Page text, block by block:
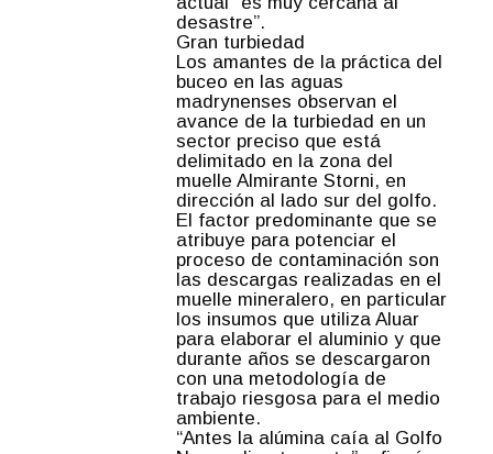
desastre”.
Gran turbiedad
Los amantes de la práctica del
buceo en las aguas
madrynenses observan el
avance de la turbiedad en un
sector preciso que está
delimitado en la zona del
muelle Almirante Storni, en
dirección al lado sur del golfo.
El factor predominante que se
atribuye para potenciar el
proceso de contaminación son
las descargas realizadas en el
muelle mineralero, en particular
los insumos que utiliza Aluar
para elaborar el aluminio y que
durante años se descargaron
con una metodología de
trabajo riesgosa para el medio
ambiente.
“Antes la alúmina caía al Golfo